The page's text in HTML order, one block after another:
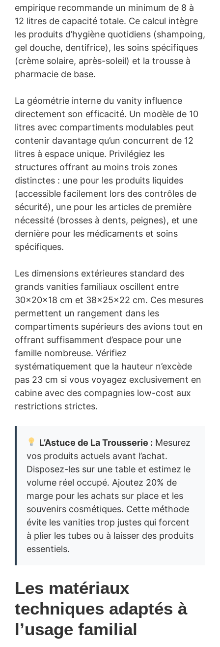
empirique recommande un minimum de 8 à
12 litres de capacité totale. Ce calcul intègre
les produits d’hygiène quotidiens (shampoing,
gel douche, dentifrice), les soins spécifiques
(crème solaire, après-soleil) et la trousse à
pharmacie de base.
La géométrie interne du vanity influence
directement son efficacité. Un modèle de 10
litres avec compartiments modulables peut
contenir davantage qu’un concurrent de 12
litres à espace unique. Privilégiez les
structures offrant au moins trois zones
distinctes : une pour les produits liquides
(accessible facilement lors des contrôles de
sécurité), une pour les articles de première
nécessité (brosses à dents, peignes), et une
dernière pour les médicaments et soins
spécifiques.
Les dimensions extérieures standard des
grands vanities familiaux oscillent entre
30x20x18 cm et 38x25x22 cm. Ces mesures
permettent un rangement dans les
compartiments supérieurs des avions tout en
offrant suffisamment d’espace pour une
famille nombreuse. Vérifiez
systématiquement que la hauteur n’excède
pas 23 cm si vous voyagez exclusivement en
cabine avec des compagnies low-cost aux
restrictions strictes.
L’Astuce de La Trousserie : Mesurez
vos produits actuels avant l’achat.
Disposez-les sur une table et estimez le
volume réel occupé. Ajoutez 20% de
marge pour les achats sur place et les
souvenirs cosmétiques. Cette méthode
évite les vanities trop justes qui forcent
à plier les tubes ou à laisser des produits
essentiels.
Les matériaux
techniques adaptés à
l’usage familial